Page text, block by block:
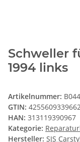
Schweller
1994 links
Artikelnummer:
GTIN: 4255609339662
HAN: 313119390967
Kategorie:
Hersteller: SJS